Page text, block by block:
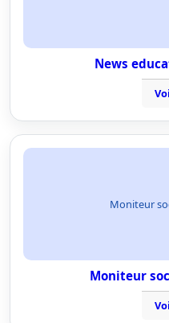
News
Moniteur
Moniteur